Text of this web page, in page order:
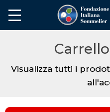
Visualizza tutti i